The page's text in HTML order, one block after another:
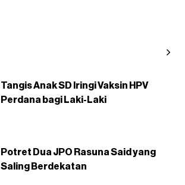
Tangis Anak SD Iringi Vaksin HPV
Perdana bagi Laki-Laki
Potret Dua JPO Rasuna Said yang
Saling Berdekatan